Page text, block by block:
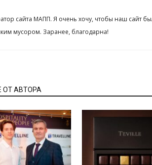
сайта МАПП. Я очень хочу, чтобы наш сайт
мусором. Заранее, благодарна!
ОТ АВТОРА